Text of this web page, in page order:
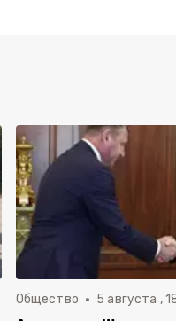
Общество 5 августа ,